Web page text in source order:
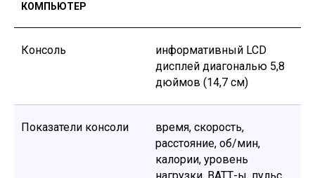
КОМПЬЮТЕР
Консоль
информативный LCD
дисплей диагональю 5,8
дюймов (14,7 см)
Показатели консоли
время, скорость,
расстояние, об/мин,
калории, уровень